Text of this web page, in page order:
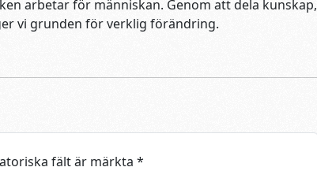
arbetar för människan. Genom att dela kunskap,
vi grunden för verklig förändring.
fält är märkta *